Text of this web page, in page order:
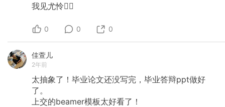
我见尤怜😮‍💨
0 0 0
佳萱儿
2年前
太抽象了！毕业论文还没写完，毕业答辩ppt做好
了。
上交的beamer模板太好看了！